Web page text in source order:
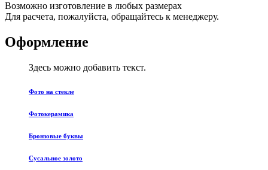
Возможно изготовление в любых размерах
Для расчета, пожалуйста, обращайтесь к менеджеру.
Оформление
Здесь можно добавить текст.
Фото на стекле
Фотокерамика
Бронзовые буквы
Сусальное золото